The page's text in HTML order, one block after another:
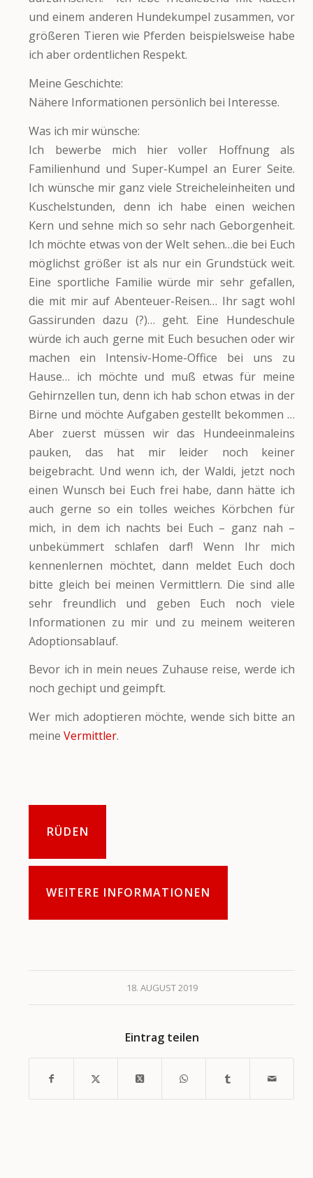
und einem anderen Hundekumpel zusammen, vor
größeren Tieren wie Pferden beispielsweise habe
ich aber ordentlichen Respekt.
Meine Geschichte:
Nähere Informationen persönlich bei Interesse.
Was ich mir wünsche:
Ich bewerbe mich hier voller Hoffnung als
Familienhund und Super-Kumpel an Eurer Seite.
Ich wünsche mir ganz viele Streicheleinheiten und
Kuschelstunden, denn ich habe einen weichen
Kern und sehne mich so sehr nach Geborgenheit.
Ich möchte etwas von der Welt sehen…die bei Euch
möglichst größer ist als nur ein Grundstück weit.
Eine sportliche Familie würde mir sehr gefallen,
die mit mir auf Abenteuer-Reisen… Ihr sagt wohl
Gassirunden dazu (?)… geht. Eine Hundeschule
würde ich auch gerne mit Euch besuchen oder wir
machen ein Intensiv-Home-Office bei uns zu
Hause… ich möchte und muß etwas für meine
Gehirnzellen tun, denn ich hab schon etwas in der
Birne und möchte Aufgaben gestellt bekommen …
Aber zuerst müssen wir das Hundeeinmaleins
pauken, das hat mir leider noch keiner
beigebracht. Und wenn ich, der Waldi, jetzt noch
einen Wunsch bei Euch frei habe, dann hätte ich
auch gerne so ein tolles weiches Körbchen für
mich, in dem ich nachts bei Euch – ganz nah –
unbekümmert schlafen darf! Wenn Ihr mich
kennenlernen möchtet, dann meldet Euch doch
bitte gleich bei meinen Vermittlern. Die sind alle
sehr freundlich und geben Euch noch viele
Informationen zu mir und zu meinem weiteren
Adoptionsablauf.
Bevor ich in mein neues Zuhause reise, werde ich
noch gechipt und geimpft.
Wer mich adoptieren möchte, wende sich bitte an
meineVermittler.
RÜDEN
WEITERE INFORMATIONEN
18. AUGUST 2019
Eintrag teilen